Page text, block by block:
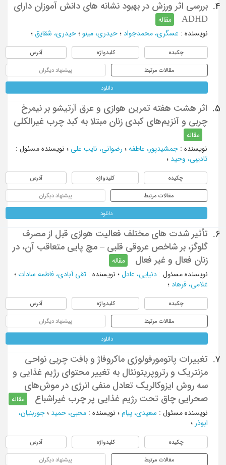
4.
بررسی اثر ورزش در بهبود نشانه های دانش آموزان دارای
ADHD
مقاله
نویسنده: عسگری، محمدجواد؛ حیدری، مینو؛ حیدری، شقایق؛
چکیده کلیدواژه آدرس
مقالات مرتبط پیشنهاد دیگران
دانلود
5.
اثر هشت هفته تمرین هوازی و عرق آرتیشو بر نیمرخ
چربی و آنزیم‌های کبدی زنان مبتلا به کبد چرب غیرالکلی
مقاله
نویسنده: جمشیدپور، عاطفه؛ رضوانی، نایب علی ؛ نویسنده مسئول :
تادیبی، وحید؛
چکیده کلیدواژه آدرس
مقالات مرتبط پیشنهاد دیگران
دانلود
6.
تأثیر شدت های مختلف فعالیت هوازی قبل از مصرف
گلوگز، بر شاخص عروقی قلبی – مچ پایی متعاقب آن، در
زنان فعال و غیر فعال
مقاله
نویسنده مسئول : دنیایی، عادل ؛ نویسنده: تقی آبادی، فاطمه سادات؛
غلامی، فرهاد؛
چکیده کلیدواژه آدرس
مقالات مرتبط پیشنهاد دیگران
دانلود
7.
تغییرات پاتومورفولوژی ماکروفاژ و بافت‌ چربی نواحی
مزنتریک و رتروپریتونئال به تغییر محتوای رژیم غذایی و
سه روش ایزوکالریک تعادل منفی انرژی در موش‌های
صحرایی چاق تحت رژیم غذایی پر چرب غیراشباع
مقاله
نویسنده مسئول : سعیدی، پیام؛ نویسنده: محبی، حمید؛ جوربنیان،
ابوذر؛
چکیده کلیدواژه آدرس
مقالات مرتبط پیشنهاد دیگران